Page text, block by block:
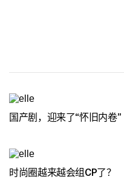
国产剧，迎来了“怀旧内卷”
时尚圈越来越会组CP了？